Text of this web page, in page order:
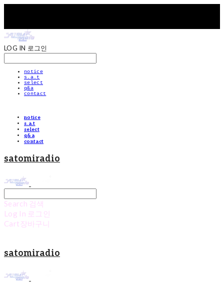
LOG IN 로그인
notice
s.a.t
select
q&a
contact
notice
s.a.t
select
q&a
contact
satomiradio
Search 검색
Log In 로그인
Cart 장바구니
satomiradio